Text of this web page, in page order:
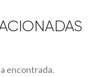
encontrada.